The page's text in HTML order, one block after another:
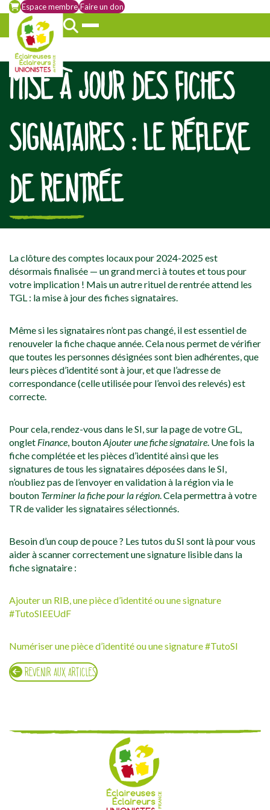
Espace membre Faire un don
MISE À JOUR DES FICHES
SIGNATAIRES : LE RÉFLEXE
DE RENTRÉE
La clôture des comptes locaux pour 2024-2025 est
désormais finalisée — un grand merci à toutes et tous pour
votre implication ! Mais un autre rituel de rentrée attend les
TGL : la mise à jour des fiches signataires.
Même si les signataires n’ont pas changé, il est essentiel de
renouveler la fiche chaque année. Cela nous permet de vérifier
que toutes les personnes désignées sont bien adhérentes, que
leurs pièces d’identité sont à jour, et que l’adresse de
correspondance (celle utilisée pour l’envoi des relevés) est
correcte.
Pour cela, rendez-vous dans le SI, sur la page de votre GL,
onglet Finance, boutonAjouter une fiche signataire. Une fois la
fiche complétée et les pièces d’identité ainsi que les
signatures de tous les signataires déposées dans le SI,
n’oubliez pas de l’envoyer en validation à la région via le
bouton Terminer la fiche pour la région. Cela permettra à votre
TR de valider les signataires sélectionnés.
Besoin d’un coup de pouce ? Les tutos du SI sont là pour vous
aider à scanner correctement une signature lisible dans la
fiche signataire :
Ajouter un RIB, une pièce d’identité ou une signature
#TutoSIEEUdF
Numériser une pièce d’identité ou une signature #TutoSI
REVENIR AUX ARTICLES